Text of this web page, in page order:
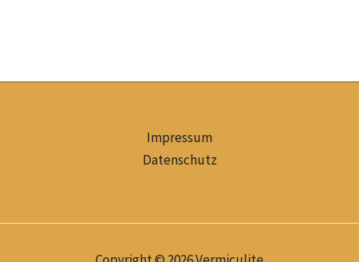
Impressum
Datenschutz